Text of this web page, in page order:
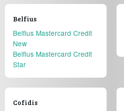
Belfius
Belfius Mastercard Credit
New
Belfius Mastercard Credit
Star
Cofidis